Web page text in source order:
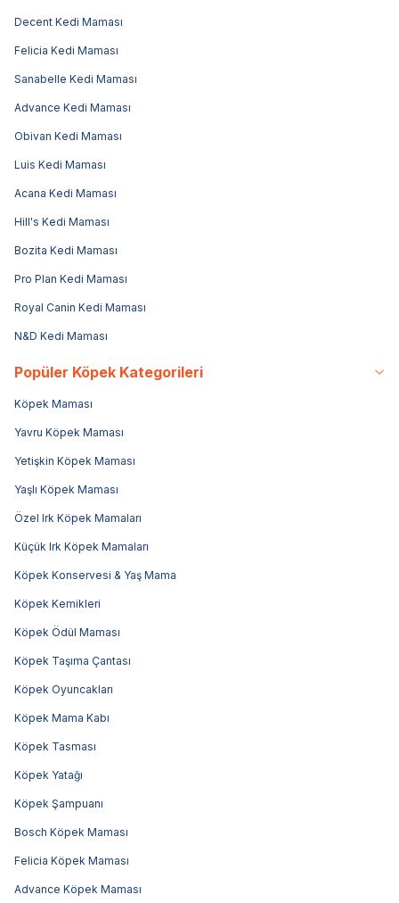
Decent Kedi Maması
Felicia Kedi Maması
Sanabelle Kedi Maması
Advance Kedi Maması
Obivan Kedi Maması
Luis Kedi Maması
Acana Kedi Maması
Hill's Kedi Maması
Bozita Kedi Maması
Pro Plan Kedi Maması
Royal Canin Kedi Maması
N&D Kedi Maması
Popüler Köpek Kategorileri
Köpek Maması
Yavru Köpek Maması
Yetişkin Köpek Maması
Yaşlı Köpek Maması
Özel Irk Köpek Mamaları
Küçük Irk Köpek Mamaları
Köpek Konservesi & Yaş Mama
Köpek Kemikleri
Köpek Ödül Maması
Köpek Taşıma Çantası
Köpek Oyuncakları
Köpek Mama Kabı
Köpek Tasması
Köpek Yatağı
Köpek Şampuanı
Bosch Köpek Maması
Felicia Köpek Maması
Advance Köpek Maması